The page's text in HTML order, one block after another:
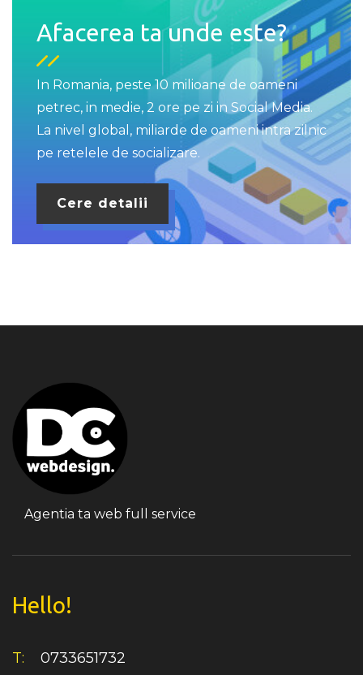
Afacerea ta unde este?
In Romania, peste 10 milioane de oameni
petrec, in medie, 2 ore pe zi in Social Media.
La nivel global, miliarde de oameni intra zilnic
pe retelele de socializare.
Cere detalii
Agentia ta web full service
Hello!
T:
0733651732